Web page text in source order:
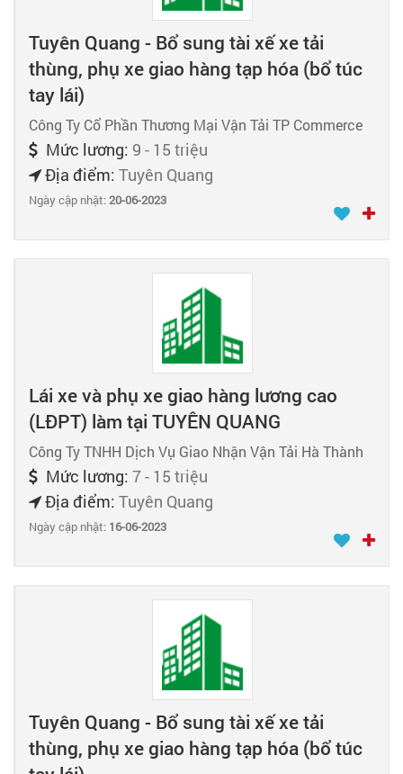
Tuyên Quang - Bổ sung tài xế xe tải
thùng, phụ xe giao hàng tạp hóa (bổ túc
tay lái)
Công Ty Cổ Phần Thương Mại Vận Tải TP Commerce
Mức lương: 9 - 15 triệu
Địa điểm: Tuyên Quang
Ngày cập nhật:20-06-2023
Lái xe và phụ xe giao hàng lương cao
(LĐPT) làm tại TUYÊN QUANG
Công Ty TNHH Dịch Vụ Giao Nhận Vận Tải Hà Thành
Mức lương: 7 - 15 triệu
Địa điểm: Tuyên Quang
Ngày cập nhật: 16-06-2023
Tuyên Quang - Bổ sung tài xế xe tải
thùng, phụ xe giao hàng tạp hóa (bổ túc